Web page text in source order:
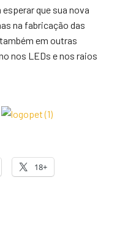
que sua nova
na fabricação das
em outras
nos LEDs e nos raios
18+